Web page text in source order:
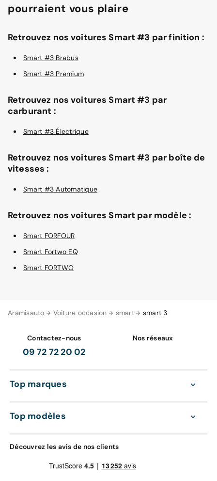
Aramisauto Voiture occasion smart smart 3
pourraient vous plaire
Retrouvez nos voitures Smart #3 par finition :
Smart #3 Brabus
Smart #3 Premium
Retrouvez nos voitures Smart #3 par
carburant :
Smart #3 Électrique
Retrouvez nos voitures Smart #3 par boîte de
vitesses :
Smart #3 Automatique
Retrouvez nos voitures Smart par modèle :
Smart FORFOUR
Smart Fortwo EQ
Smart FORTWO
Contactez-nous
09 72 72 20 02
Nos réseaux
Top marques
Top modèles
Découvrez les avis de nos clients